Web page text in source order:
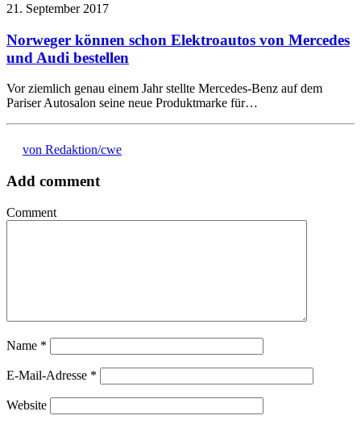
21. September 2017
Norweger können schon Elektroautos von Mercedes
und Audi bestellen
Vor ziemlich genau einem Jahr stellte Mercedes-Benz auf dem
Pariser Autosalon seine neue Produktmarke für…
von Redaktion/cwe
Add comment
Comment
Name *
E-Mail-Adresse *
Website